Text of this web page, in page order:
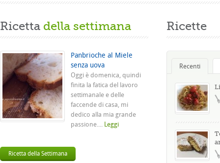
Ricetta della settimana
Panbrioche al Miele
senza uova
Oggi è domenica, quindi
finita la fatica del lavoro
settimanale e delle
faccende di casa, mi
dedico alla mia grande
passione.... Leggi
Ricetta della Settimana
Ricette
Recenti